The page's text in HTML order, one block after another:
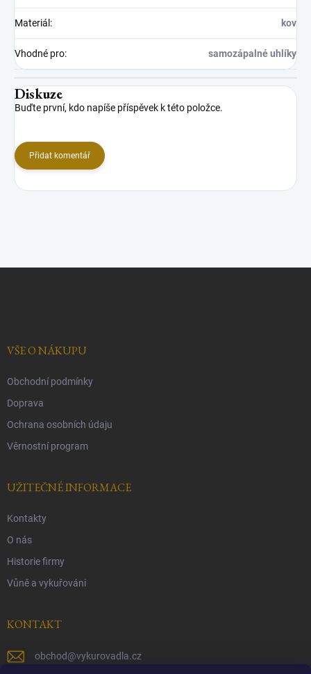
Materiál : kov
Vhodné pro: samozápalné uhlíky
Diskuze
Buďte první, kdo napíše příspěvek k této položce.
Přidat komentář
VŠE O NÁKUPU
Obchodní podmínky
Doprava
Ochrana osobních údaju
Věrnostní program
UŽITEČNÉ INFORMACE
Kontakty
O nás
Historie firmy
Vůně a vykuřováni
KONTAKT
obchod@vykurovadla.cz